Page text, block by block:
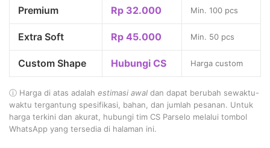
Premium Rp 32.000 Min. 100 pcs
Extra Soft Rp 45.000 Min. 50 pcs
Custom Shape Hubungi CS Harga custom
ⓘ Harga di atas adalah estimasi awal dan dapat berubah sewaktu-
waktu tergantung spesifikasi, bahan, dan jumlah pesanan. Untuk
harga terkini dan akurat, hubungi tim CS Parselo melalui tombol
WhatsApp yang tersedia di halaman ini.